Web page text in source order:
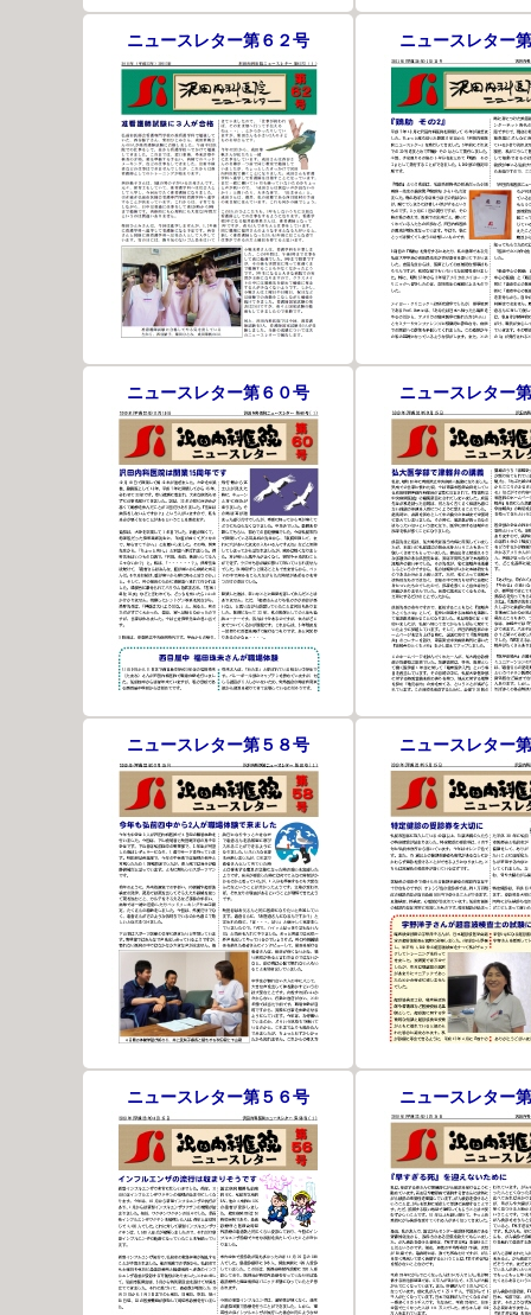
ニュースレター第６２号 ニュースレター
ニュースレター第６０号 ニュースレター
ニュースレター第５８号 ニュースレター
ニュースレター第５６号 ニュースレター